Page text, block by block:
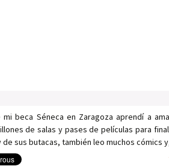
beca Séneca en Zaragoza aprendí a
de salas y pases de películas para
de sus butacas, también leo muchos cómics